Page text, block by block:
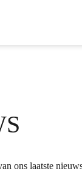
ons laatste